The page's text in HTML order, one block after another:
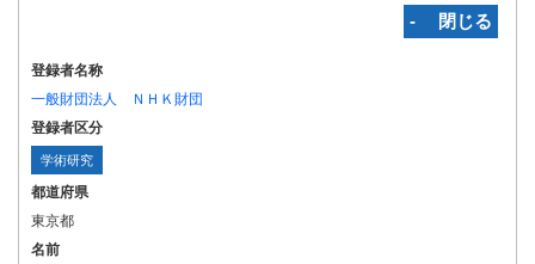
‐ 閉じる
登録者名称
一般財団法人 ＮＨＫ財団
登録者区分
学術研究
都道府県
東京都
名前